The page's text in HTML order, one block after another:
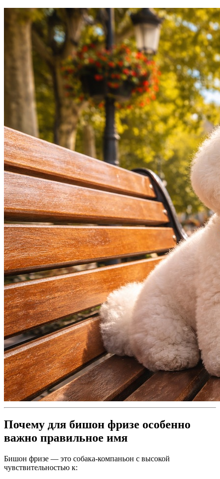
Почему для бишон фризе особенно
важно правильное имя
Бишон фризе — это собака-компаньон с высокой
чувствительностью к: